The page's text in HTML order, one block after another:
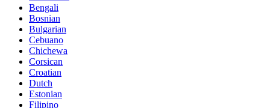
Bengali
Bosnian
Bulgarian
Cebuano
Chichewa
Corsican
Croatian
Dutch
Estonian
Filipino